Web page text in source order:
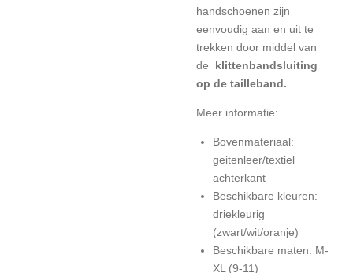
handschoenen zijn
eenvoudig aan en uit te
trekken door middel van
de
klittenbandsluiting
op de tailleband.
Meer informatie:
Bovenmateriaal:
geitenleer/textiel
achterkant
Beschikbare kleuren:
driekleurig
(zwart/wit/oranje)
Beschikbare maten: M-
XL (9-11)